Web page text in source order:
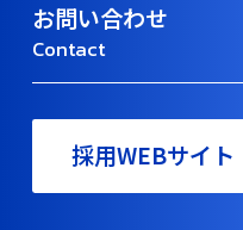
お問い合わせ
Contact
採用WEBサイト